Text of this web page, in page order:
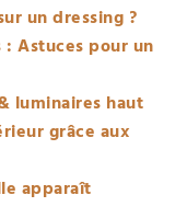
un dressing ?
: Astuces pour un
luminaires haut
grâce aux
apparaît